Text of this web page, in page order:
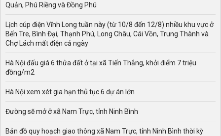
Quản, Phú Riềng và Đồng Phú
Lịch cúp điện Vĩnh Long tuần này (từ 10/8 đến 12/8) nhiều khu vực ở
Bến Tre, Bình Đại, Thạnh Phú, Long Châu, Cái Vồn, Trung Thành và
Chợ Lách mất điện cả ngày
Hà Nội đấu giá 6 thửa đất ở tại xã Tiến Thắng, khởi điểm 7 triệu
đồng/m2
Hà Nội xem xét gia hạn thủ tục 6 dự án lớn
Đường sẽ mở ở xã Nam Trực, tỉnh Ninh Bình
Bản đồ quy hoạch giao thông xã Nam Trực, tỉnh Ninh Bình thời kỳ